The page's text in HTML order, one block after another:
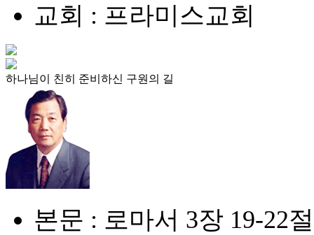
교회 : 프라미스교회
하나님이 친히 준비하신 구원의 길
본문 : 로마서 3장 19-22절